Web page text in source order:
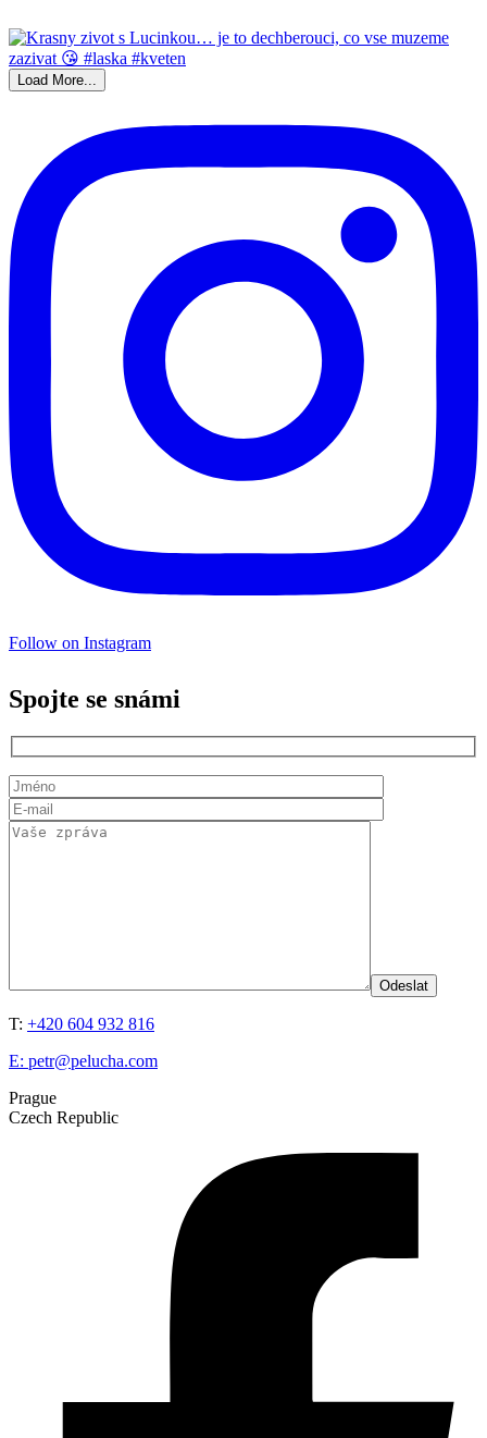
Load More...
Follow on Instagram
Spojte se snámi
T: +420 604 932 816
E: petr@pelucha.com
Prague
Czech Republic